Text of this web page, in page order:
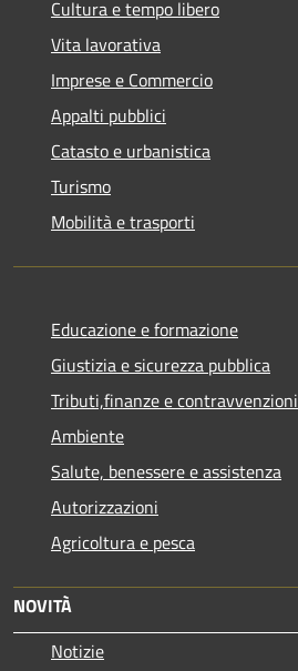
Cultura e tempo libero
Vita lavorativa
Imprese e Commercio
Appalti pubblici
Catasto e urbanistica
Turismo
Mobilità e trasporti
Educazione e formazione
Giustizia e sicurezza pubblica
Tributi,finanze e contravvenzioni
Ambiente
Salute, benessere e assistenza
Autorizzazioni
Agricoltura e pesca
NOVITÀ
Notizie